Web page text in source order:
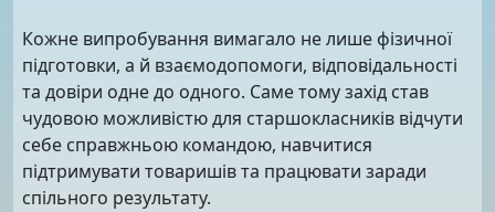
Кожне випробування вимагало не лише фізичної
підготовки, а й взаємодопомоги, відповідальності
та довіри одне до одного. Саме тому захід став
чудовою можливістю для старшокласників відчути
себе справжньою командою, навчитися
підтримувати товаришів та працювати заради
спільного результату.